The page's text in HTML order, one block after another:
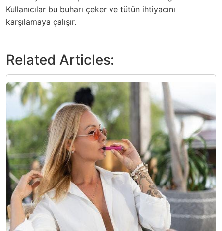
Kullanıcılar bu buharı çeker ve tütün ihtiyacını
karşılamaya çalışır.
Related Articles: